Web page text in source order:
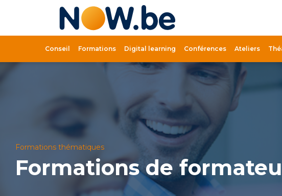
d'accueil
Conseil Formations Digital learning Conférences Ateliers
Formations thématiques
Formations de